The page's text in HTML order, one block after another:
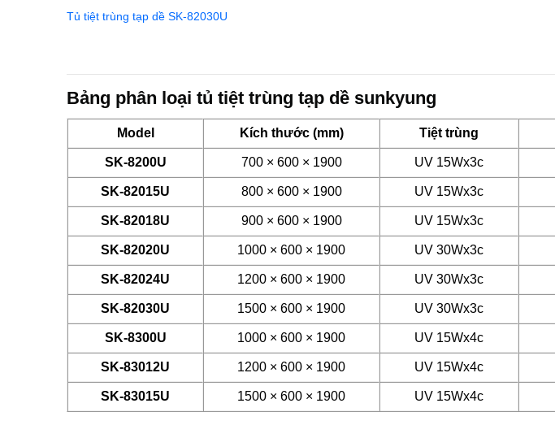
Tủ tiệt trùng tạp dề SK-82030U
Bảng phân loại tủ tiệt trùng tạp dề sunkyung
Model Kích thước (mm) Tiệt trùng
SK-8200U 700 × 600 × 1900 UV 15Wx3c
SK-82015U 800 × 600 × 1900 UV 15Wx3c
SK-82018U 900 × 600 × 1900 UV 15Wx3c
SK-82020U 1000 × 600 × 1900 UV 30Wx3c
SK-82024U 1200 × 600 × 1900 UV 30Wx3c
SK-82030U 1500 × 600 × 1900 UV 30Wx3c
SK-8300U 1000 × 600 × 1900 UV 15Wx4c
SK-83012U 1200 × 600 × 1900 UV 15Wx4c
SK-83015U 1500 × 600 × 1900 UV 15Wx4c